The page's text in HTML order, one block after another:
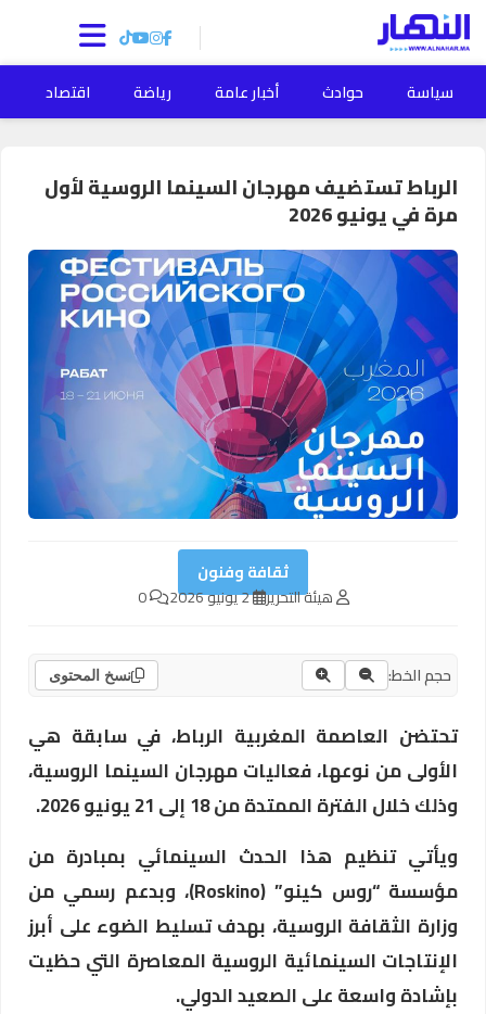
سياسة حوادث أخبار عامة رياضة اقتصاد
الرباط تستضيف مهرجان السينما الروسية لأول
مرة في يونيو 2026
ثقافة وفنون
هيئة التحرير 2 يونيو 2026 0
حجم الخط: نسخ المحتوى
تحتضن العاصمة المغربية الرباط، في سابقة هي
الأولى من نوعها، فعاليات مهرجان السينما الروسية،
وذلك خلال الفترة الممتدة من 18 إلى 21 يونيو 2026.
ويأتي تنظيم هذا الحدث السينمائي بمبادرة من
مؤسسة “روس كينو” (Roskino)، وبدعم رسمي من
وزارة الثقافة الروسية، بهدف تسليط الضوء على أبرز
الإنتاجات السينمائية الروسية المعاصرة التي حظيت
بإشادة واسعة على الصعيد الدولي.